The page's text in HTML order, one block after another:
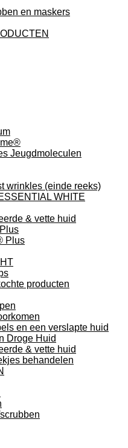
en maskers
Jeugdmoleculen
wrinkles (einde reeks)
WHITE
& vette huid
Plus
producten
en een verslapte huid
Droge Huid
& vette huid
behandelen